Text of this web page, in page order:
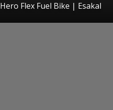
Hero Flex Fuel Bike | Esakal